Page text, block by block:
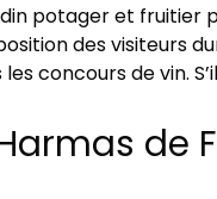
potager et fruitier
des visiteurs
concours de vin.
de